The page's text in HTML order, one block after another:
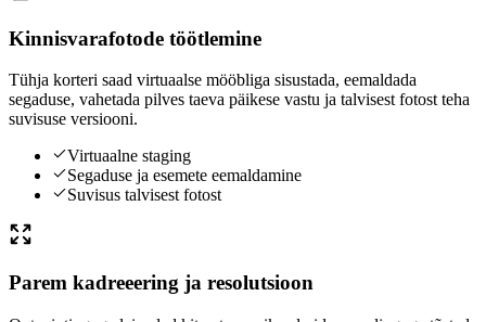
Kinnisvarafotode töötlemine
Tühja korteri saad virtuaalse mööbliga sisustada, eemaldada
segaduse, vahetada pilves taeva päikese vastu ja talvisest fotost teha
suvisuse versiooni.
Virtuaalne staging
Segaduse ja esemete eemaldamine
Suvisus talvisest fotost
Parem kadreeering ja resolutsioon